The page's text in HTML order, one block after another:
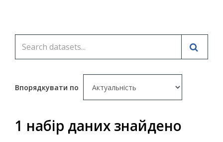
Впорядкувати по
1 набір даних знайдено